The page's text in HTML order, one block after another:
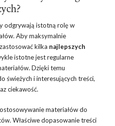
odgrywają istotną rolę w
Aby maksymalnie
kilka najlepszych
istotne jest regularne
Dzięki temu
świeżych i interesujących treści,
ciekawość.
materiałów do
Właściwe dopasowanie treści